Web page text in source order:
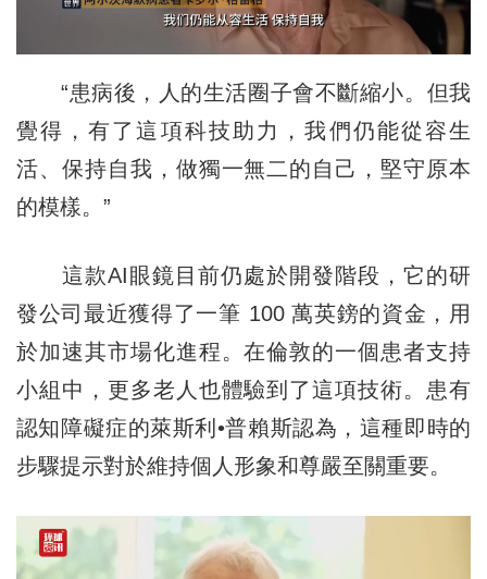
“患病後，人的生活圈子會不斷縮小。但我
覺得，有了這項科技助力，我們仍能從容生
活、保持自我，做獨一無二的自己，堅守原本
的模樣。”
這款AI眼鏡目前仍處於開發階段，它的研
發公司最近獲得了一筆 100 萬英鎊的資金，用
於加速其市場化進程。在倫敦的一個患者支持
小組中，更多老人也體驗到了這項技術。患有
認知障礙症的萊斯利•普賴斯認為，這種即時的
步驟提示對於維持個人形象和尊嚴至關重要。